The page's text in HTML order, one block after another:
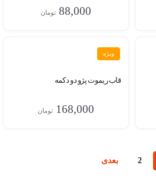
88,000 تومان
ویژه
قاب ریموت پژو دو دکمه
168,000 تومان
2 بعدی